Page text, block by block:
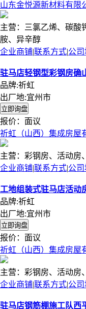
山东金悦源新材料有限
主营：三氯乙烯、碳酸
胺、异辛醇
企业商铺|联系方式|公
驻马店轻钢型彩钢房确
品牌:祈虹
出厂地:宜州市
报价： 面议
祈虹（山西）集成房屋
主营：彩钢房、活动房
企业商铺|联系方式|公
工地组装式驻马店活动
品牌:祈虹
出厂地:宜州市
报价： 面议
祈虹（山西）集成房屋
主营：彩钢房、活动房
企业商铺|联系方式|公
驻马店钢筋棚施工队西